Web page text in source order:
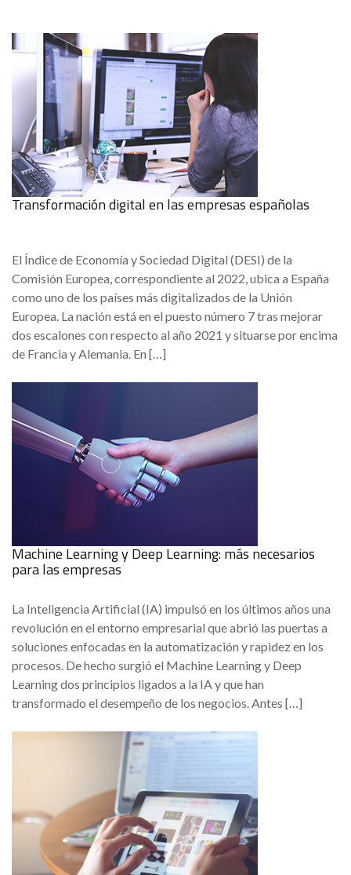
Transformación digital en las empresas españolas
El Índice de Economía y Sociedad Digital (DESI) de la
Comisión Europea, correspondiente al 2022, ubica a España
como uno de los países más digitalizados de la Unión
Europea. La nación está en el puesto número 7 tras mejorar
dos escalones con respecto al año 2021 y situarse por encima
de Francia y Alemania. En […]
Machine Learning y Deep Learning: más necesarios
para las empresas
La Inteligencia Artificial (IA) impulsó en los últimos años una
revolución en el entorno empresarial que abrió las puertas a
soluciones enfocadas en la automatización y rapidez en los
procesos. De hecho surgió el Machine Learning y Deep
Learning dos principios ligados a la IA y que han
transformado el desempeño de los negocios. Antes […]